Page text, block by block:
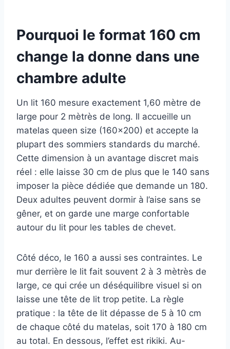
Pourquoi le format 160 cm
change la donne dans une
chambre adulte
Un lit 160 mesure exactement 1,60 mètre de
large pour 2 mètrès de long. Il accueille un
matelas queen size (160×200) et accepte la
plupart des sommiers standards du marché.
Cette dimension à un avantage discret mais
réel : elle laisse 30 cm de plus que le 140 sans
imposer la pièce dédiée que demande un 180.
Deux adultes peuvent dormir à l’aise sans se
gêner, et on garde une marge confortable
autour du lit pour les tables de chevet.
Côté déco, le 160 a aussi ses contraintes. Le
mur derrière le lit fait souvent 2 à 3 mètrès de
large, ce qui crée un déséquilibre visuel si on
laisse une tête de lit trop petite. La règle
pratique : la tête de lit dépasse de 5 à 10 cm
de chaque côté du matelas, soit 170 à 180 cm
au total. En dessous, l’effet est rikiki. Au-